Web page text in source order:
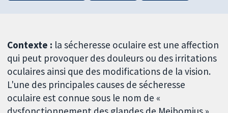
Contexte : la sécheresse oculaire est une affection
qui peut provoquer des douleurs ou des irritations
oculaires ainsi que des modifications de la vision.
L'une des principales causes de sécheresse
oculaire est connue sous le nom de «